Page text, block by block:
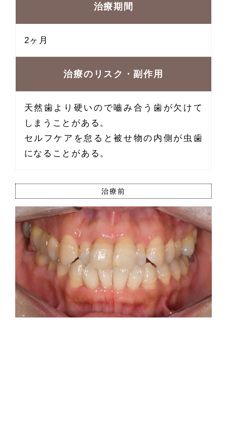
治療期間
2ヶ月
治療のリスク・副作用
天然歯より硬いので嚙み合う歯が欠けて
しまうことがある。
セルフケアを怠ると被せ物の内側が虫歯
になることがある。
治療前